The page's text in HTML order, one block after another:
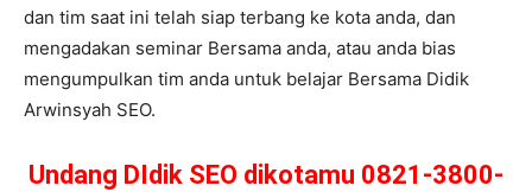
dan tim saat ini telah siap terbang ke kota anda, dan
mengadakan seminar Bersama anda, atau anda bias
mengumpulkan tim anda untuk belajar Bersama Didik
Arwinsyah SEO.
Undang DIdik SEO dikotamu 0821-3800-